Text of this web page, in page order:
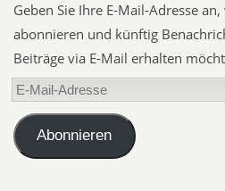
Geben Sie Ihre E-Mail-Adresse
abonnieren und künftig
Beiträge via E-Mail erhalten
E-
Mail-
AdresseAbonnieren